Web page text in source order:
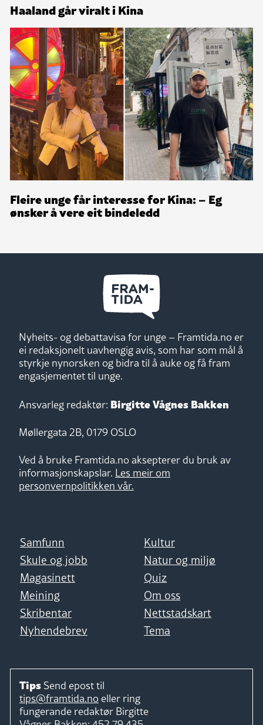
Haaland går viralt i Kina
Fleire unge får interesse for Kina: – Eg
ønsker å vere eit bindeledd
Nyheits- og debattavisa for unge – Framtida.no er
ei redaksjonelt uavhengig avis, som har som mål å
styrkje nynorsken og bidra til å auke og få fram
engasjementet til unge.
Ansvarleg redaktør: Birgitte Vågnes Bakken
Møllergata 2B, 0179 OSLO
Ved å bruke Framtida.no aksepterer du bruk av
informasjonskapslar. Les meir om
personvernpolitikken vår.
Samfunn
Kultur
Skule og jobb
Natur og miljø
Magasinett
Quiz
Meining
Om oss
Skribentar
Nettstadskart
Nyhendebrev
Tema
Tips Send epost til
tips@framtida.no eller ring
fungerande redaktør Birgitte